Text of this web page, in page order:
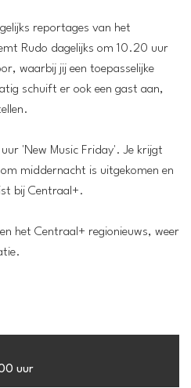
reportages van het
Rudo dagelijks om 10.20 uur
waarbij jij een toepasselijke
schuift er ook een gast aan,
'New Music Friday'. Je krijgt
middernacht is uitgekomen en
bij Centraal+.
het Centraal+ regionieuws, weer
uur